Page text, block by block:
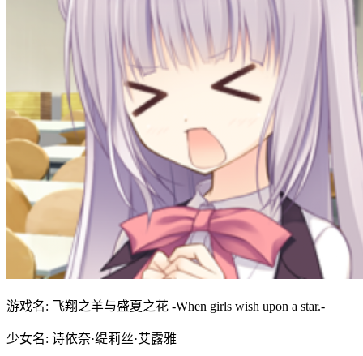
游戏名: 飞翔之羊与盛夏之花 -When girls wish upon a star.-
少女名: 诗依奈·缇莉丝·艾露雅